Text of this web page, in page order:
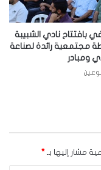
بافتتاح نادي الشبيبة
مجتمعية رائدة لصناعة
ومبادر
مشار إليها بـ *